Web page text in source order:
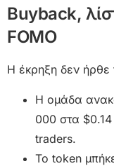
Buyback,
FOMO
Η έκρηξη δεν ήρθε
Η ομάδα
000 στα
traders.
Το token